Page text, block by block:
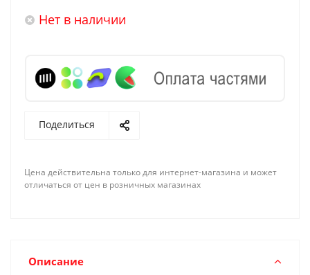
Нет в наличии
Поделиться
Цена действительна только для интернет-магазина и может
отличаться от цен в розничных магазинах
Описание